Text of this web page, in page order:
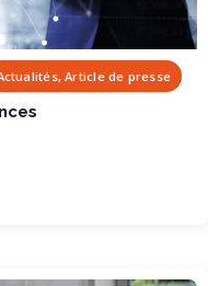
Article de presse